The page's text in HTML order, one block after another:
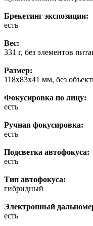
Брекетинг экспозиции:
есть
Вес:
331 г, без элементов
Размер:
118x83x41 мм, без
Фокусировка по лицу:
есть
Ручная фокусировка:
есть
Подсветка автофокуса:
есть
Тип автофокуса:
гибридный
Электронный
есть